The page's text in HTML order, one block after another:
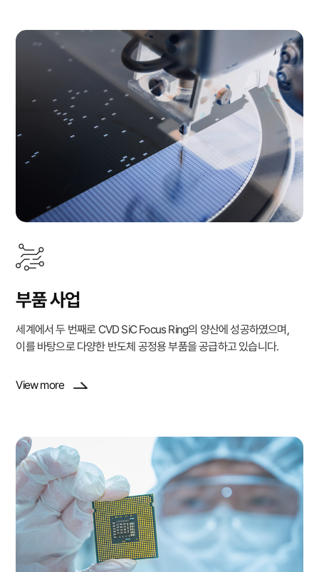
부품 사업
세계에서 두 번째로 CVD SiC Focus Ring의 양산에 성공하였으며,
이를 바탕으로 다양한 반도체 공정용 부품을 공급하고 있습니다.
View more